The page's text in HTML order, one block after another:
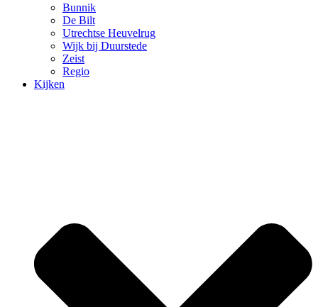
Bunnik
De Bilt
Utrechtse Heuvelrug
Wijk bij Duurstede
Zeist
Regio
Kijken